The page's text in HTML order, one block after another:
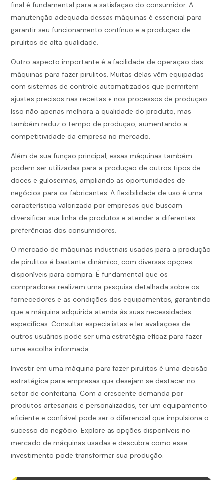
final é fundamental para a satisfação do consumidor. A
manutenção adequada dessas máquinas é essencial para
garantir seu funcionamento contínuo e a produção de
pirulitos de alta qualidade.
Outro aspecto importante é a facilidade de operação das
máquinas para fazer pirulitos. Muitas delas vêm equipadas
com sistemas de controle automatizados que permitem
ajustes precisos nas receitas e nos processos de produção.
Isso não apenas melhora a qualidade do produto, mas
também reduz o tempo de produção, aumentando a
competitividade da empresa no mercado.
Além de sua função principal, essas máquinas também
podem ser utilizadas para a produção de outros tipos de
doces e guloseimas, ampliando as oportunidades de
negócios para os fabricantes. A flexibilidade de uso é uma
característica valorizada por empresas que buscam
diversificar sua linha de produtos e atender a diferentes
preferências dos consumidores.
O mercado de máquinas industriais usadas para a produção
de pirulitos é bastante dinâmico, com diversas opções
disponíveis para compra. É fundamental que os
compradores realizem uma pesquisa detalhada sobre os
fornecedores e as condições dos equipamentos, garantindo
que a máquina adquirida atenda às suas necessidades
específicas. Consultar especialistas e ler avaliações de
outros usuários pode ser uma estratégia eficaz para fazer
uma escolha informada.
Investir em uma máquina para fazer pirulitos é uma decisão
estratégica para empresas que desejam se destacar no
setor de confeitaria. Com a crescente demanda por
produtos artesanais e personalizados, ter um equipamento
eficiente e confiável pode ser o diferencial que impulsiona o
sucesso do negócio. Explore as opções disponíveis no
mercado de máquinas usadas e descubra como esse
investimento pode transformar sua produção.